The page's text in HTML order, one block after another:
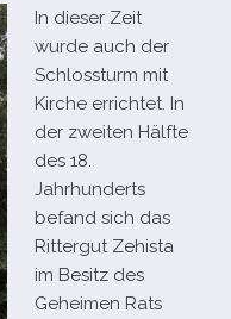
In die­ser Zeit
wurde auch der
Schlossturm mit
Kirche errich­tet. In
der zwei­ten Hälfte
des 18.
Jahrhunderts
befand sich das
Rittergut Zehista
im Besitz des
Geheimen Rats